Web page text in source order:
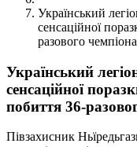
Український
сенсаційної
разового чемпіона
Український
сенсаційної
побиття 36-
Півзахисник